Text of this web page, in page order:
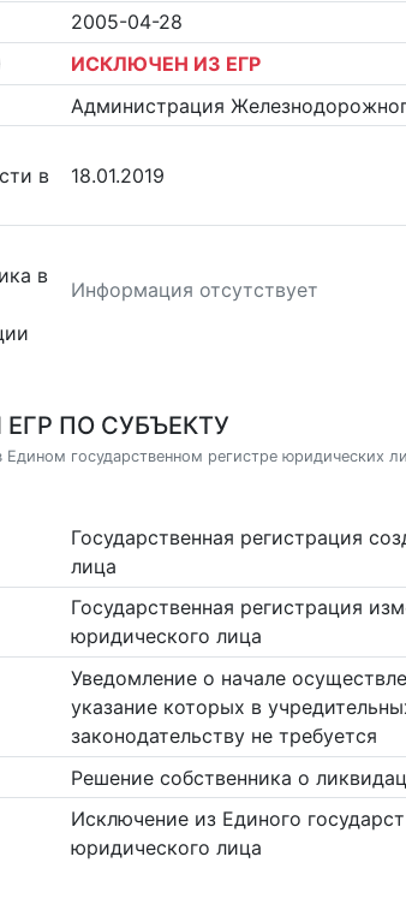
2005-04-28
ИСКЛЮЧЕН ИЗ ЕГР
Администрация
в
18.01.2019
в
Информация отсутствует
ПО СУБЪЕКТУ
государственном регистре юридических
Государственная регистрация
лица
Государственная регистрация
юридического лица
Уведомление о начале
указание которых в
законодательству не требуется
Решение собственника о
Исключение из Единого
юридического лица